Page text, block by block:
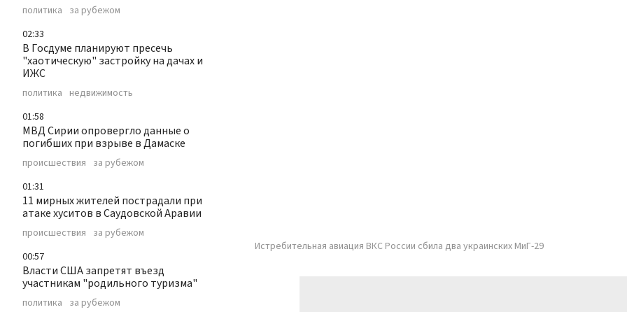
политика за рубежом
02:33
В Госдуме планируют пресечь
"хаотическую" застройку на дачах и
ИЖС
политика недвижимость
01:58
МВД Сирии опровергло данные о
погибших при взрыве в Дамаске
происшествия за рубежом
01:31
11 мирных жителей пострадали при
атаке хуситов в Саудовской Аравии
происшествия за рубежом
00:57
Власти США запретят въезд
участникам "родильного туризма"
политика за рубежом
Истребительная авиация ВКС России сбила два украинских МиГ-29